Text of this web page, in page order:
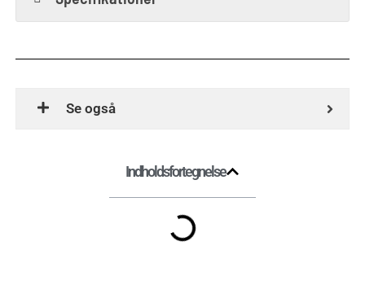
Se også
Indholdsfortegnelse